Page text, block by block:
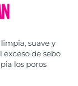
suave y
de sebo
los poros